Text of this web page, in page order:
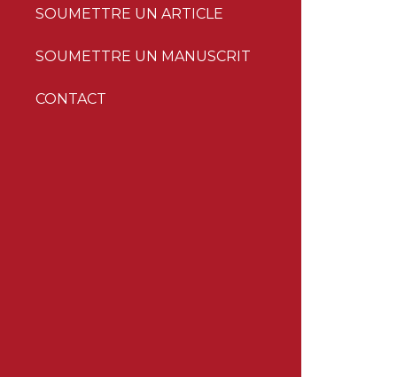
SOUMETTRE UN ARTICLE
SOUMETTRE UN MANUSCRIT
CONTACT